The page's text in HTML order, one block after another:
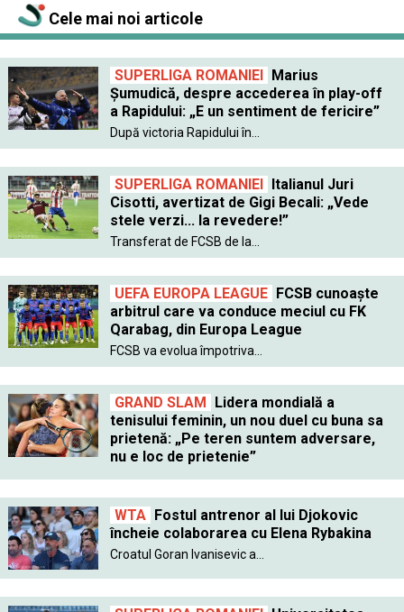
Cele mai noi articole
SUPERLIGA ROMANIEI Marius
Șumudică, despre accederea în play-off
a Rapidului: „E un sentiment de fericire”
După victoria Rapidului în...
SUPERLIGA ROMANIEI Italianul Juri
Cisotti, avertizat de Gigi Becali: „Vede
stele verzi... la revedere!”
Transferat de FCSB de la...
UEFA EUROPA LEAGUE FCSB cunoaște
arbitrul care va conduce meciul cu FK
Qarabag, din Europa League
FCSB va evolua împotriva...
GRAND SLAM Lidera mondială a
tenisului feminin, un nou duel cu buna sa
prietenă: „Pe teren suntem adversare,
nu e loc de prietenie”
WTA Fostul antrenor al lui Djokovic
încheie colaborarea cu Elena Rybakina
Croatul Goran Ivanisevic a...